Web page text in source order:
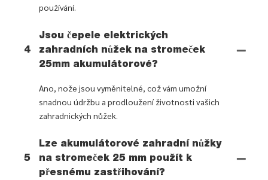
používání.
4
Jsou čepele elektrických
zahradních nůžek na stromeček
25mm akumulátorové?
Ano, nože jsou vyměnitelné, což vám umožní
snadnou údržbu a prodloužení životnosti vašich
zahradnických nůžek.
5
Lze akumulátorové zahradní nůžky
na stromeček 25 mm použít k
přesnému zastřihování?